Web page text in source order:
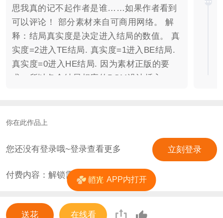
思我真的记不起作者是谁……如果作者看到
可以评论！ 部分素材来自可商用网络。 解
释：结局真实度是决定进入结局的数值。 真
实度=2进入TE结局. 真实度=1进入BE结局.
真实度=0进入HE结局. 因为素材正版的要
求，所以各个结局相应的BGM没法插入。
了……文笔硬伤。 TE——《有心人》 BE
明：游戏中部分文段源于网络. 已在
LOFTER作出汇总。 关于橙光游戏《鱼水之
交》所摘用的网络文段汇总 望周知。 另：
我真的很高冷。 以上。 望你喜欢。
你在此作品上
您还没有登录哦~登录查看更多 立刻登录
付费内容：解锁需 0花
送花 在线看
APP内打开